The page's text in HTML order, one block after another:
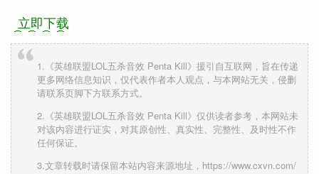
立即下载
1.《英雄联盟LOL五杀音效 Penta Kill》援引自互联网，旨在传递
更多网络信息知识，仅代表作者本人观点，与本网站无关，侵删
请联系页脚下方联系方式。
2.《英雄联盟LOL五杀音效 Penta Kill》仅供读者参考，本网站未
对该内容进行证实，对其原创性、真实性、完整性、及时性不作
任何保证。
3.文章转载时请保留本站内容来源地址，https://www.cxvn.com/